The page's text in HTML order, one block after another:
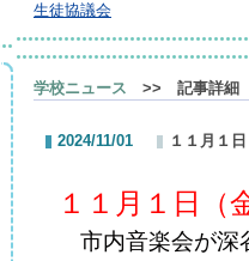
生徒協議会
学校ニュース >> 記事詳細
2024/11/01 １１月１
１１月１日（
市内音楽会が深